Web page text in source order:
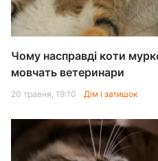
Чому насправді коти
мовчать ветеринари
20 травня, 19:10 Дім і затишок